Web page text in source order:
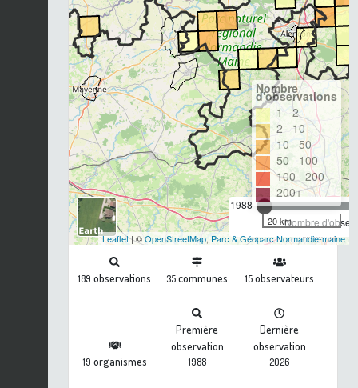
1988
Nombre
Nombre
d'observations
1– 2
2– 10
10– 50
50– 100
100– 200
200+
20 km
Leaflet| ©OpenStreetMap, Parc & Géoparc Normandie-maine
189 observations 35communes 15 observateurs
19 organismes
Première
observation
1988
Dernière
observation
2026